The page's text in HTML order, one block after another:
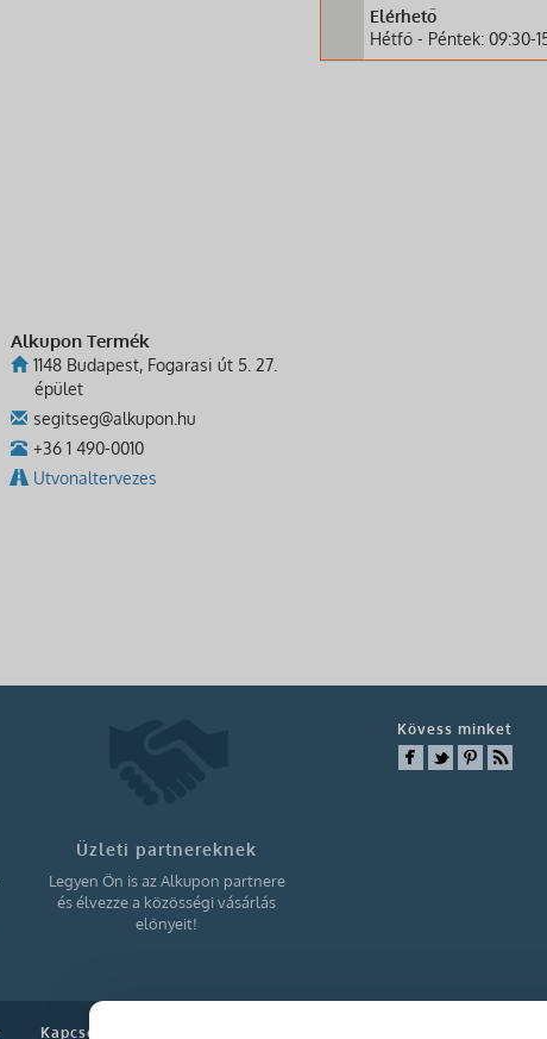
Alkupon Termék
1148 Budapest, Fogarasi út 5. 27.
épület
segitseg@alkupon.hu
+36 1 490-0010
Utvonaltervezes
Elérhető
Hétfő - Péntek: 09:30-
Üzleti partnereknek
Legyen Ön is az Alkupon partnere
és élvezze a közösségi vásárlás
előnyeit!
Kövess minket
Kapcsolat